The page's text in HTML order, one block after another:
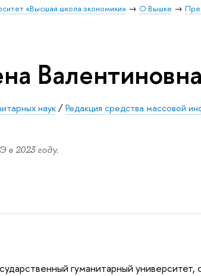
«Высшая школа экономики» О Вышке
Валентиновна
наук/Редакция средства массовой
2023 году.
гуманитарный университет,